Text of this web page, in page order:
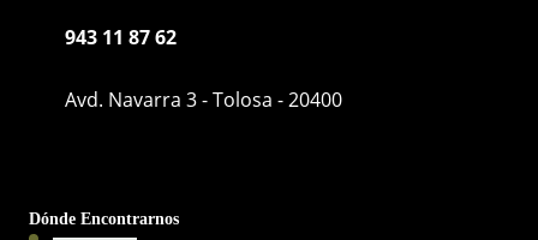
943 11 87 62
Avd. Navarra 3 - Tolosa - 20400
Dónde Encontrarnos